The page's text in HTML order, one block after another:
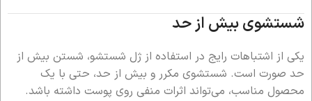
شستشوی بیش از حد
یکی از اشتباهات رایج در استفاده از ژل شستشو، شستن بیش از
حد صورت است. شستشوی مکرر و بیش از حد، حتی با یک
محصول مناسب، می‌تواند اثرات منفی روی پوست داشته باشد.